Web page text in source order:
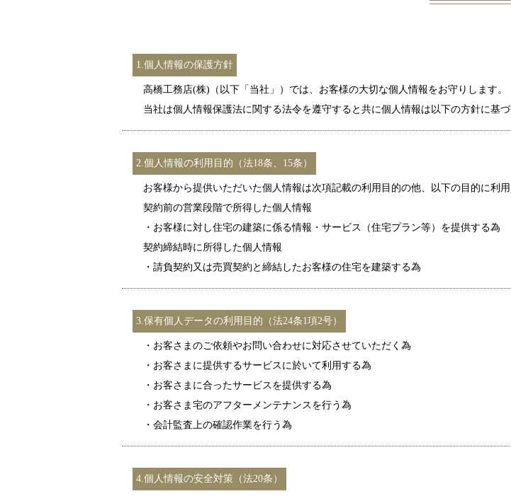
1.個人情報の保護方針
高橋工務店(株)（以下「当社」）では、お客様の大切な個人情報をお守りします。
当社は個人情報保護法に関する法令を遵守すると共に個人情報は以下の方針に基
2.個人情報の利用目的（法18条、15条）
お客様から提供いただいた個人情報は次項記載の利用目的の他、以下の目的に利用
契約前の営業段階で所得した個人情報
・お客様に対し住宅の建築に係る情報・サービス（住宅プラン等）を提供する為
契約締結時に所得した個人情報
・請負契約又は売買契約と締結したお客様の住宅を建築する為
3.保有個人データの利用目的（法24条1項2号）
・お客さまのご依頼やお問い合わせに対応させていただく為
・お客さまに提供するサービスに於いて利用する為
・お客さまに合ったサービスを提供する為
・お客さま宅のアフターメンテナンスを行う為
・会計監査上の確認作業を行う為
4.個人情報の安全対策（法20条）